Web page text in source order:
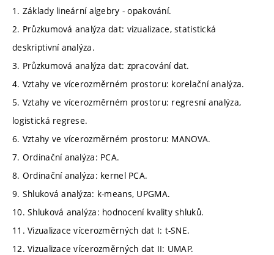
1. Základy lineární algebry - opakování.
2. Průzkumová analýza dat: vizualizace, statistická
deskriptivní analýza.
3. Průzkumová analýza dat: zpracování dat.
4. Vztahy ve vícerozměrném prostoru: korelační analýza.
5. Vztahy ve vícerozměrném prostoru: regresní analýza,
logistická regrese.
6. Vztahy ve vícerozměrném prostoru: MANOVA.
7. Ordinační analýza: PCA.
8. Ordinační analýza: kernel PCA.
9. Shluková analýza: k-means, UPGMA.
10. Shluková analýza: hodnocení kvality shluků.
11. Vizualizace vícerozměrných dat I: t-SNE.
12. Vizualizace vícerozměrných dat II: UMAP.